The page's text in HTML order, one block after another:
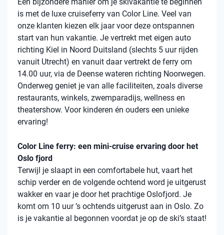
is met de luxe cruiseferry van Color Line. Veel van
onze klanten kiezen elk jaar voor deze ontspannen
start van hun vakantie. Je vertrekt met eigen auto
richting Kiel in Noord Duitsland (slechts 5 uur rijden
vanuit Utrecht) en vanuit daar vertrekt de ferry om
14.00 uur, via de Deense wateren richting Noorwegen.
Onderweg geniet je van alle faciliteiten, zoals diverse
restaurants, winkels, zwemparadijs, wellness en
theatershow. Voor kinderen én ouders een unieke
ervaring!
Color Line ferry: een mini-cruise ervaring door het
Oslo fjord
Terwijl je slaapt in een comfortabele hut, vaart het
schip verder en de volgende ochtend word je uitgerust
wakker en vaar je door het prachtige Oslofjord. Je
komt om 10 uur ’s ochtends uitgerust aan in Oslo. Zo
is je vakantie al begonnen voordat je op de ski’s staat!